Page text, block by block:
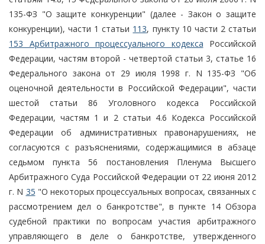
135-ФЗ "О защите конкуренции" (далее - Закон о защите
конкуренции), части 1 статьи 113, пункту 10 части 2 статьи
153 Арбитражного процессуального кодекса Российской
Федерации, частям второй - четвертой статьи 3, статье 16
Федерального закона от 29 июля 1998 г. N 135-ФЗ "Об
оценочной деятельности в Российской Федерации", части
шестой статьи 86 Уголовного кодекса Российской
Федерации, частям 1 и 2 статьи 4.6 Кодекса Российской
Федерации об административных правонарушениях, не
согласуются с разъяснениями, содержащимися в абзаце
седьмом пункта 56 постановления Пленума Высшего
Арбитражного Суда Российской Федерации от 22 июня 2012
г. N 35 "О некоторых процессуальных вопросах, связанных с
рассмотрением дел о банкротстве", в пункте 14 Обзора
судебной практики по вопросам участия арбитражного
управляющего в деле о банкротстве, утвержденного